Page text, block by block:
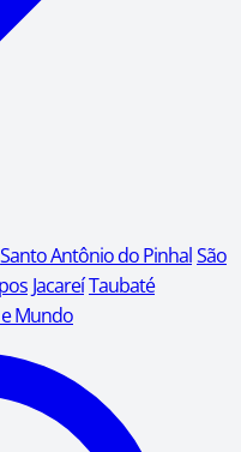
Santo Antônio do PinhalSão
JacareíTaubaté
Mundo